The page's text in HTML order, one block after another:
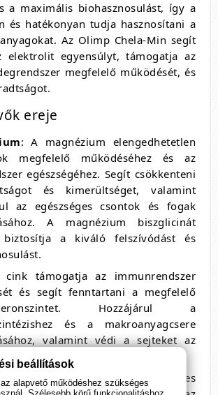
a maximális biohasznosulást, így a
és hatékonyan tudja hasznosítani a
Az Olimp Chela-Min segít
elektrolit egyensúlyt, támogatja az
megfelelő működését, és
ereje
: A magnézium elengedhetetlen
megfelelő működéséhez és az
egészségéhez. Segít csökkenteni
és kimerültséget, valamint
az egészséges csontok és fogak
A magnézium biszglicinát
biztosítja a kiváló felszívódást és
támogatja az immunrendszer
és segít fenntartani a megfelelő
Hozzájárul a
és a makroanyagcsere
valamint védi a sejteket az
: A kalcium fontos az egészséges
beállítások
alapvető működéshez szükséges
Szélesebb körű funkcionalitáshoz